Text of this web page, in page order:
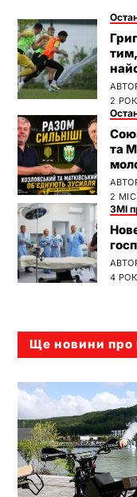
2
та
2
ЗМІ
4
Ще новини про